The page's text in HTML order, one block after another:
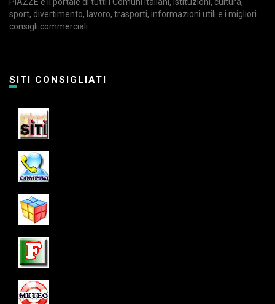
sport, divertimento, lavoro, trasporti, informazioni utili e i migliori
consigli commerciali
SITI CONSIGLIATI